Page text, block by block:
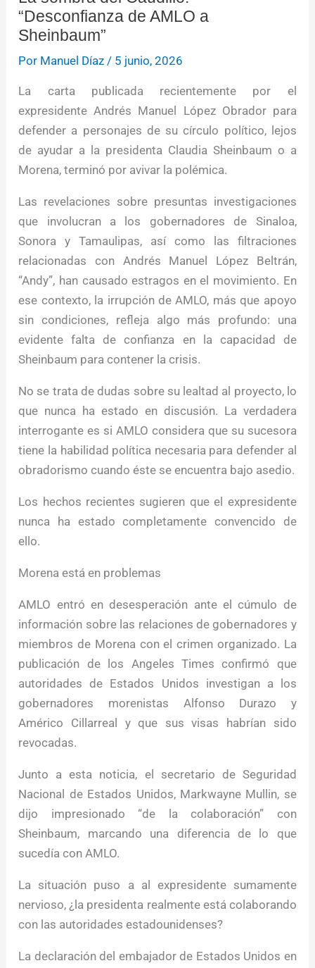
“Desconfianza de AMLO a
Sheinbaum”
Por Manuel Díaz / 5 junio, 2026
La carta publicada recientemente por el
expresidente Andrés Manuel López Obrador para
defender a personajes de su círculo político, lejos
de ayudar a la presidenta Claudia Sheinbaum o a
Morena, terminó por avivar la polémica.
Las revelaciones sobre presuntas investigaciones
que involucran a los gobernadores de Sinaloa,
Sonora y Tamaulipas, así como las filtraciones
relacionadas con Andrés Manuel López Beltrán,
“Andy”, han causado estragos en el movimiento. En
ese contexto, la irrupción de AMLO, más que apoyo
sin condiciones, refleja algo más profundo: una
evidente falta de confianza en la capacidad de
Sheinbaum para contener la crisis.
No se trata de dudas sobre su lealtad al proyecto, lo
que nunca ha estado en discusión. La verdadera
interrogante es si AMLO considera que su sucesora
tiene la habilidad política necesaria para defender al
obradorismo cuando éste se encuentra bajo asedio.
Los hechos recientes sugieren que el expresidente
nunca ha estado completamente convencido de
ello.
Morena está en problemas
AMLO entró en desesperación ante el cúmulo de
información sobre las relaciones de gobernadores y
miembros de Morena con el crimen organizado. La
publicación de los Angeles Times confirmó que
autoridades de Estados Unidos investigan a los
gobernadores morenistas Alfonso Durazo y
Américo Cillarreal y que sus visas habrían sido
revocadas.
Junto a esta noticia, el secretario de Seguridad
Nacional de Estados Unidos, Markwayne Mullin, se
dijo impresionado “de la colaboración” con
Sheinbaum, marcando una diferencia de lo que
sucedía con AMLO.
La situación puso a al expresidente sumamente
nervioso, ¿la presidenta realmente está colaborando
con las autoridades estadounidenses?
La declaración del embajador de Estados Unidos en